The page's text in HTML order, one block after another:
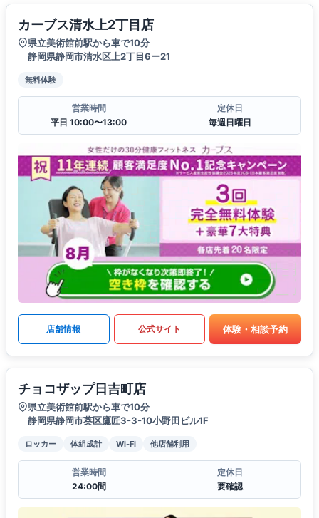
カーブス清水上2丁目店
県立美術館前駅から車で10分
静岡県静岡市清水区上2丁目6ー21
無料体験
営業時間
平日 10:00〜13:00
定休日
毎週日曜日
店舗情報 公式サイト 体験・相談予約
チョコザップ日吉町店
県立美術館前駅から車で10分
静岡県静岡市葵区鷹匠3-3-10小野田ビル1F
ロッカー 体組成計 Wi-Fi 他店舗利用
営業時間
24:00間
定休日
要確認